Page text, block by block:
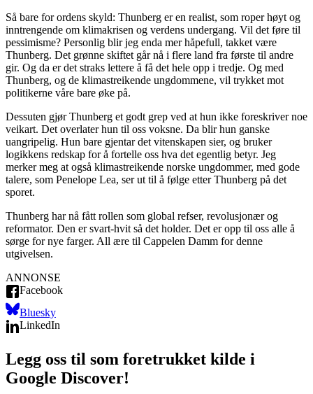
Så bare for ordens skyld: Thunberg er en realist, som roper høyt og
inntrengende om klimakrisen og verdens undergang. Vil det føre til
pessimisme? Personlig blir jeg enda mer håpefull, takket være
Thunberg. Det grønne skiftet går nå i flere land fra første til andre
gir. Og da er det straks lettere å få det hele opp i tredje. Og med
Thunberg, og de klimastreikende ungdommene, vil trykket mot
politikerne våre bare øke på.
Dessuten gjør Thunberg et godt grep ved at hun ikke foreskriver noe
veikart. Det overlater hun til oss voksne. Da blir hun ganske
uangripelig. Hun bare gjentar det vitenskapen sier, og bruker
logikkens redskap for å fortelle oss hva det egentlig betyr. Jeg
merker meg at også klimastreikende norske ungdommer, med gode
talere, som Penelope Lea, ser ut til å følge etter Thunberg på det
sporet.
Thunberg har nå fått rollen som global refser, revolusjonær og
reformator. Den er svart-hvit så det holder. Det er opp til oss alle å
sørge for nye farger. All ære til Cappelen Damm for denne
utgivelsen.
ANNONSE
Facebook
Bluesky
LinkedIn
Legg oss til som foretrukket kilde i
Google Discover!